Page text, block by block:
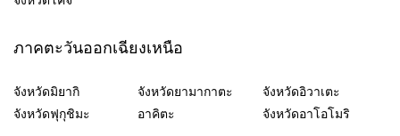
ภาคตะวันออกเฉียงเหนือ
จังหวัดมิยากิ จังหวัดยามากาตะ
จังหวัดอิวาเตะ
จังหวัดฟุกุชิมะ
อาคิตะ จังหวัดอาโอโมริ